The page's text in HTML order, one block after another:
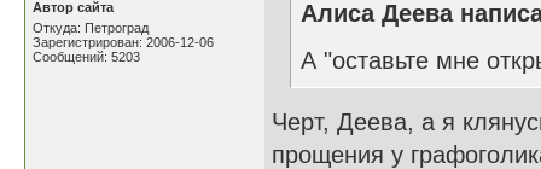
Автор сайта
Откуда: Петроград
Зарегистрирован: 2006-12-06
Сообщений: 5203
Алиса Деева
А "оставьте мне
Черт, Деева, а я
прощения у